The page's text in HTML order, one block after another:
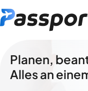
Planen,
Alles an